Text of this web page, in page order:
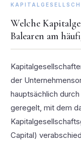
Welche
Balearen am
der
hauptsächlich
geregelt, mit dem
Capital)